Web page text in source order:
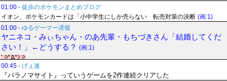
01:00 - 徒歩のポケモンまとめブログ
イオン、ポケモンカードは「小中学生にしか売らない 転売対策の決断 (画:1)
01:00 - ゆるゲーマー遅報
ヤニネコ・みぃちゃん・のあ先輩・もちづきさん「結婚してくだ
さい！」←どうする？ (画:1)
00:45 - げぇ速
『パラノマサイト』っていうゲームを2作連続クリアした